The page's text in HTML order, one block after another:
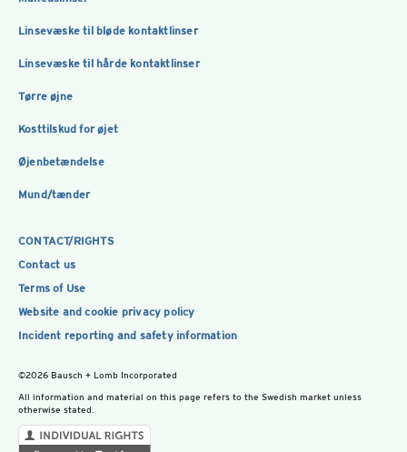
Linsevæske til bløde kontaktlinser
Linsevæske til hårde kontaktlinser
Tørre øjne
Kosttilskud for øjet
Øjenbetændelse
Mund/tænder
CONTACT/RIGHTS
Contact us
Terms of Use
Website and cookie privacy policy
Incident reporting and safety information
©2026 Bausch + Lomb Incorporated
All information and material on this page refers to the Swedish market unless
otherwise stated.